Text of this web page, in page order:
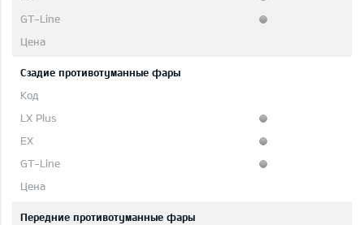
Cзадиe противотуманные фары
Передние противотуманные фары